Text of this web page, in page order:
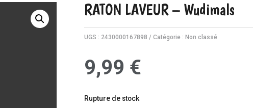
RATON LAVEUR – Wudimals
UGS : 2430000167898 Catégorie : Non classé
9,99 €
Rupture de stock